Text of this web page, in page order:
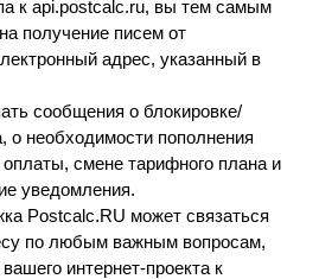
к api.postcalc.ru, вы тем самым
получение писем от
адрес, указанный в
сообщения о блокировке/
о необходимости пополнения
смене тарифного плана и
уведомления.
Postcalc.RU может связаться
по любым важным вопросам,
интернет-проекта к